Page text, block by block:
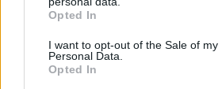
grant or deny consent to Google and
use your data for below specified
consent section.
Opted In
I want to opt-out of the Sale of my
Personal Data.
Opted In